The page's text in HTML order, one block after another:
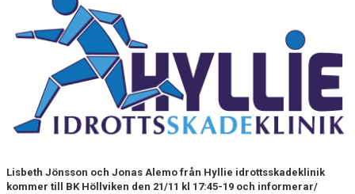
BILDGALLERI
SPELKLAR - FOLKSAM
FÖR BESÖKARE
Lisbeth Jönsson och Jonas Alemo från Hyllie idrottsskadeklinik
kommer till BK Höllviken den 21/11 kl 17:45-19 och informerar/